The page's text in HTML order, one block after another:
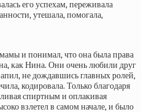
его успехам, переживала
утешала, помогала,
и понимал, что она была права
как Нина. Они очень любили друг
не дождавшись главных ролей,
кодировала. Только благодаря
спиртным и оплакивая
взлетел в самом начале, и было